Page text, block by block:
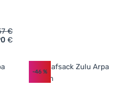
Zulu Talas 175' hinzufügen
€
€
-46%